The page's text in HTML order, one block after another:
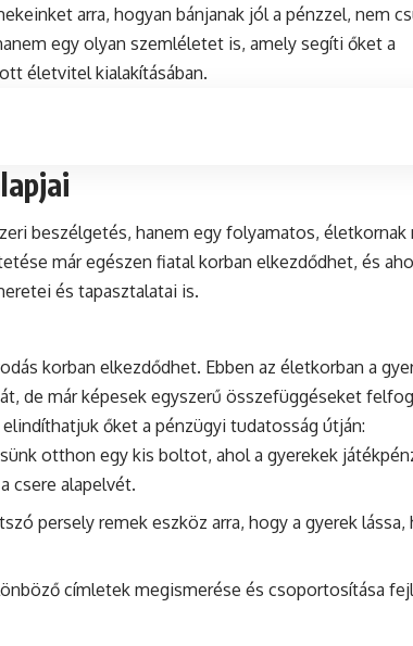
arra, hogyan bánjanak jól a pénzzel, nem
egy olyan szemléletet is, amely segíti őket a
életvitel kialakításában.
beszélgetés, hanem egy folyamatos,
már egészen fiatal korban elkezdődhet, és
és tapasztalatai is.
korban elkezdődhet. Ebben az életkorban a
de már képesek egyszerű összefüggéseket
őket a pénzügyi tudatosság útján:
otthon egy kis boltot, ahol a gyerekek
csere alapelvét.
persely remek eszköz arra, hogy a gyerek
címletek megismerése és csoportosítása